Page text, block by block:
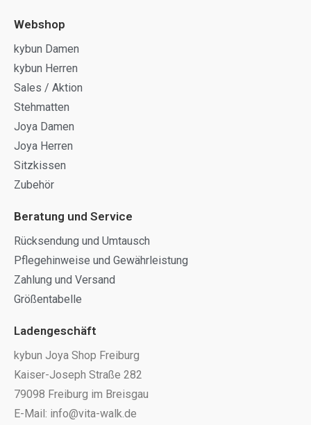
Webshop
kybun Damen
kybun Herren
Sales / Aktion
Stehmatten
Joya Damen
Joya Herren
Sitzkissen
Zubehör
Beratung und Service
Rücksendung und Umtausch
Pflegehinweise und Gewährleistung
Zahlung und Versand
Größentabelle
Ladengeschäft
kybun Joya Shop Freiburg
Kaiser-Joseph Straße 282
79098 Freiburg im Breisgau
E-Mail: info@vita-walk.de